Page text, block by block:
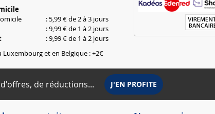
: 5,99 € de 2 à 3 jours
: 9,99 € de 1 à 2 jours
: 9,99 € de 1 à 2 jours
Luxembourg et en Belgique : +2€
de réductions...